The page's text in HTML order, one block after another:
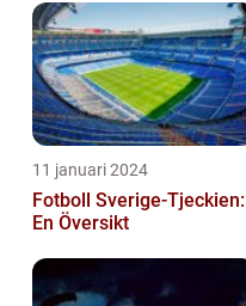
historia
11 januari 2024
Fotboll Sverige-Tjeckien:
En Översikt